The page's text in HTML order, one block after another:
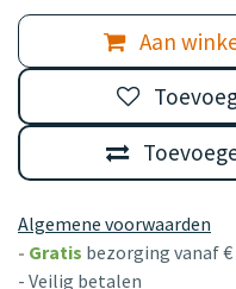
Aan
Algemene voorwaarden
- Gratis bezorging vanaf €
- Veilig betalen